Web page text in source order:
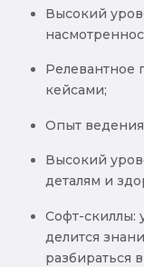
Высокий
Релевантное
кейсами;
Опыт
Высокий
деталям и
Софт-скиллы:
делится
разбираться